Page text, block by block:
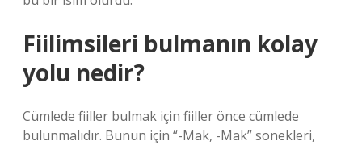
Fiilimsileri bulmanın kolay
yolu nedir?
Cümlede fiiller bulmak için fiiller önce cümlede
bulunmalıdır. Bunun için “-Mak, -Mak” sonekleri,